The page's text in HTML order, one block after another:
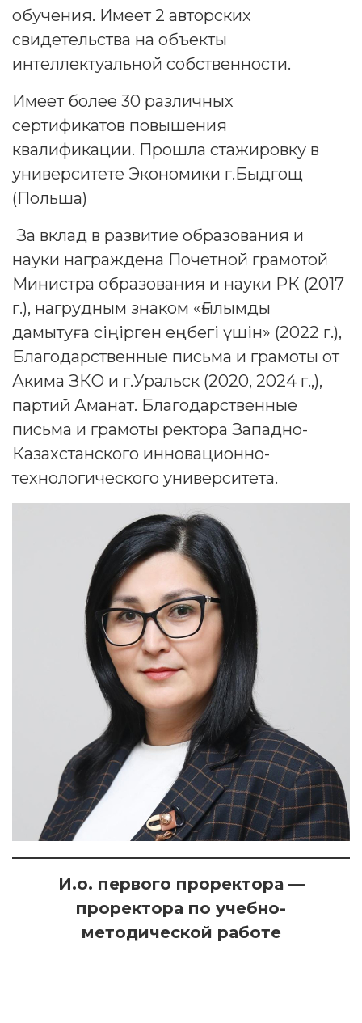
обучения. Имеет 2 авторских
свидетельства на объекты
интеллектуальной собственности.
Имеет более 30 различных
сертификатов повышения
квалификации. Прошла стажировку в
университете Экономики г.Быдгощ
(Польша)
За вклад в развитие образования и
науки награждена Почетной грамотой
Министра образования и науки РК (2017
г.), нагрудным знаком «Ғылымды
дамытуға сiңiрген еңбегi үшiн» (2022 г.),
Благодарственные письма и грамоты от
Акима ЗКО и г.Уральск (2020, 2024 г.,),
партий Аманат. Благодарственные
письма и грамоты ректора Западно-
Казахстанского инновационно-
технологического университета.
И.о. первого проректора —
проректора по учебно-
методической работе